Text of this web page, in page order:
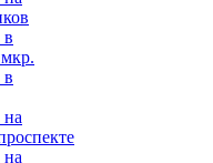
в
в
на
на